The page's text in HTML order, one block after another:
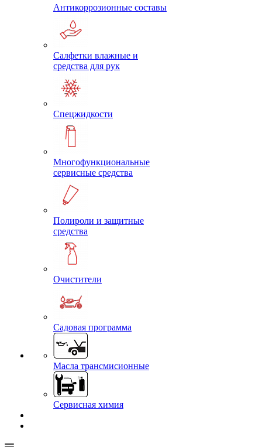
Антикоррозионные составы
Салфетки влажные и
средства для рук
Спецжидкости
Многофункциональные
сервисные средства
Полироли и защитные
средства
Очистители
Садовая программа
Масла трансмисионные
Сервисная химия